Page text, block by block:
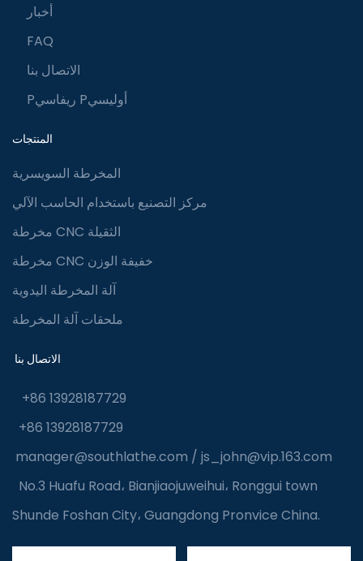
أخبار
FAQ
الاتصال بنا
Pريفاسي Pأوليسي
المنتجات
المخرطة السويسرية
مركز التصنيع باستخدام الحاسب الآلي
مخرطة CNC الثقيلة
مخرطة CNC خفيفة الوزن
آلة المخرطة اليدوية
ملحقات آلة المخرطة
الاتصال بنا
+86 13928187729
+86 13928187729
manager@southlathe.com / js_john@vip.163.com
No.3 Huafu Road، Bianjiaojuweihui، Ronggui town
Shunde Foshan City، Guangdong Pronvice China.